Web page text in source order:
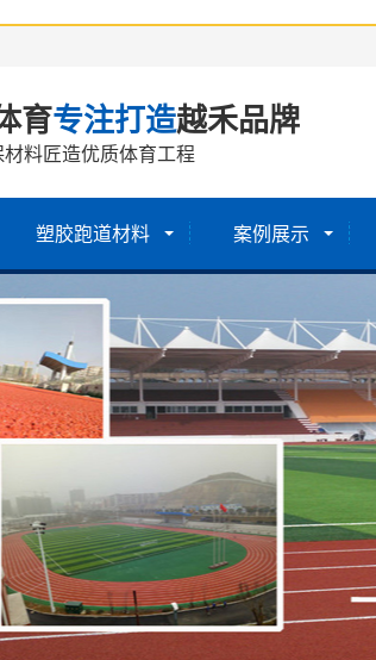
育专注打造越禾品牌
料匠造优质体育工程
塑胶跑道材料 案例展示